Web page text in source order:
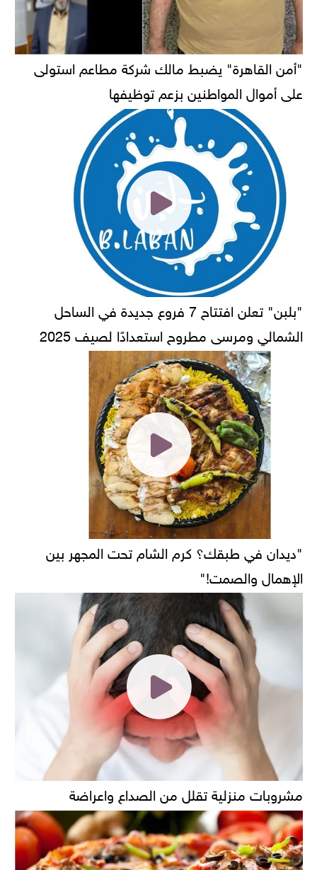
"أمن القاهرة" يضبط مالك شركة مطاعم استولى
على أموال المواطنين بزعم توظيفها
"بلبن" تعلن افتتاح 7 فروع جديدة في الساحل
الشمالي ومرسى مطروح استعدادًا لصيف 2025
"ديدان في طبقك؟ كرم الشام تحت المجهر بين
الإهمال والصمت!"
مشروبات منزلية تقلل من الصداع واعراضة